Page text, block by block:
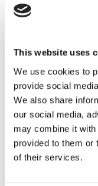
This website uses
We use cookies to
provide social
We also share
our social media,
may combine it with
provided to them or
of their services.
beginnen met
19?
Trek die poster
online
Als je dat lijstje
van die items weer
restricties zijn